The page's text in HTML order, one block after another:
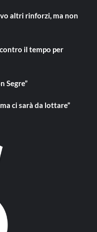
altri rinforzi, ma non
il tempo per
Segre”
ci sarà da lottare”